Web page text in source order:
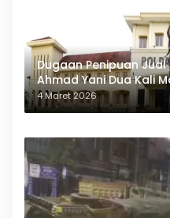
Dugaan Penipuan
Ahmad Yani Dua Kali
Polda Sultra
4 Maret 2026